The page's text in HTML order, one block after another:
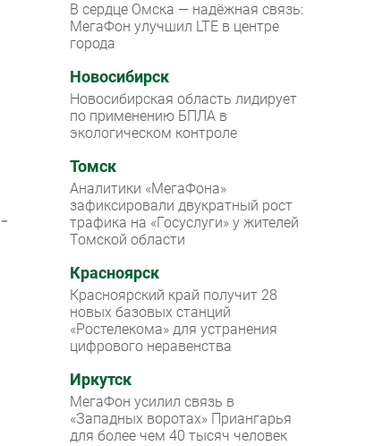
Аналитика
Интервью
Мероприятия
Проекты
IT класс
Тестовый стенд
Каталог компаний
В сердце Омска — надёжная связь:
МегаФон улучшил LTE в центре
города
Новосибирск
Новосибирская область лидирует
по применению БПЛА в
экологическом контроле
Томск
Аналитики «МегаФона»
зафиксировали двукратный рост
трафика на «Госуслуги» у жителей
Томской области
Красноярск
Красноярский край получит 28
новых базовых станций
«Ростелекома» для устранения
цифрового неравенства
Иркутск
МегаФон усилил связь в
«Западных воротах» Приангарья
для более чем 40 тысяч человек